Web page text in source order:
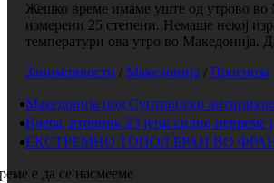
Жешко време имаме уште од утрово во
измерени 25 степени. Немаше некој
температури ова утро во Македонија.
Занимливости / Македонија / Прогноза
Македонија под Суптропски
Вчера, вторник 23 јуни силно невреме
ЕКСТРЕМНО ТОПОЛ БРАН ВО
е да се насмееме